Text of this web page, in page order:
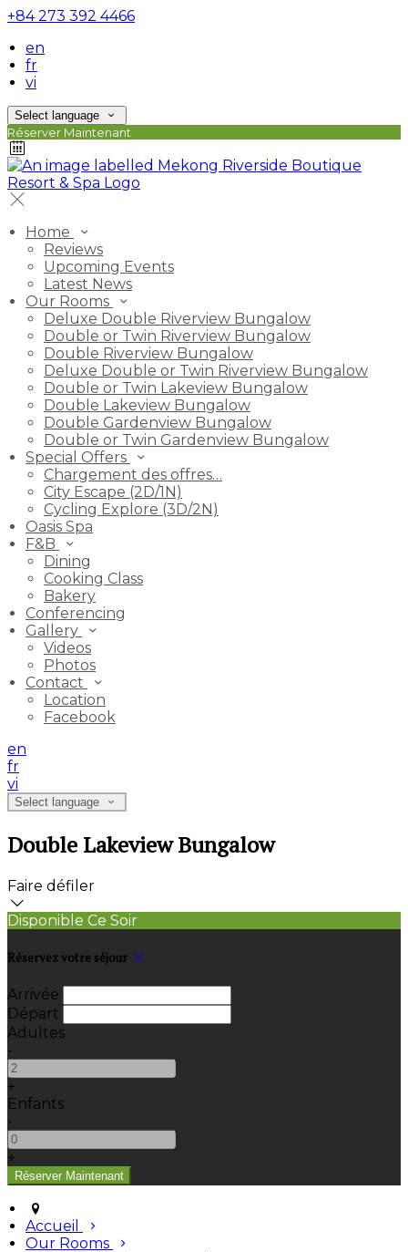
+84 273 392 4466
en
fr
vi
Select language
Réserver Maintenant
Home
Reviews
Upcoming Events
Latest News
Our Rooms
Deluxe Double Riverview Bungalow
Double or Twin Riverview Bungalow
Double Riverview Bungalow
Deluxe Double or Twin Riverview Bungalow
Double or Twin Lakeview Bungalow
Double Lakeview Bungalow
Double Gardenview Bungalow
Double or Twin Gardenview Bungalow
Special Offers
Chargement des offres…
City Escape (2D/1N)
Cycling Explore (3D/2N)
Oasis Spa
F&B
Dining
Cooking Class
Bakery
Conferencing
Gallery
Videos
Photos
Contact
Location
Facebook
en
fr
vi
Select language
Double Lakeview Bungalow
Faire défiler
Disponible Ce Soir
Réservez votre séjour
Arrivée
Départ
Adultes
-
+
Enfants
-
+
Accueil
Our Rooms